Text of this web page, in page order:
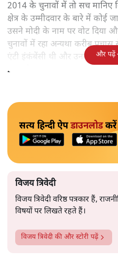
2014 के चुनावों में तो सच मानिए
क्षेत्र के उम्मीदवार के बारे में कोई
उसने मोदी के नाम पर वोट दिया
चुनावों में रहा अन्यथा करीब
एंटी इंकंबेंसी थी और उनका
282 से बढ़कर 303 तक पहुंच गई।
और पढ़ें
सत्य हिन्दी ऐपडाउनलोडकरें
विजय त्रिवेदी
विजय त्रिवेदी वरिष्ठ पत्रकार हैं,
विषयों पर लिखते रहते हैं।
विजय त्रिवेदी की और स्टोरी पढ़ें